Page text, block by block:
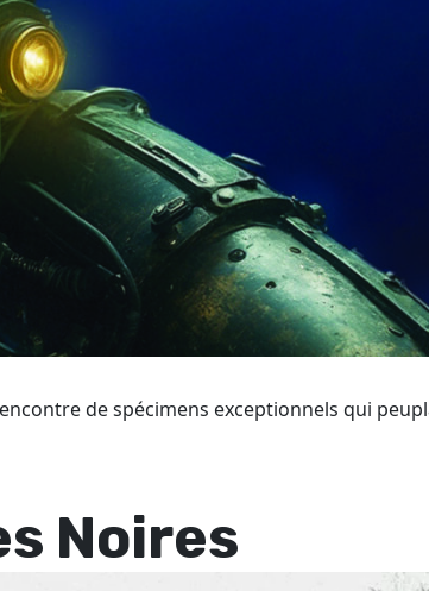
de spécimens exceptionnels qui
Noires